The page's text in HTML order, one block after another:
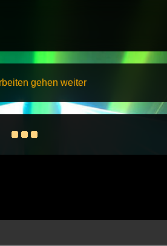
gehen weiter